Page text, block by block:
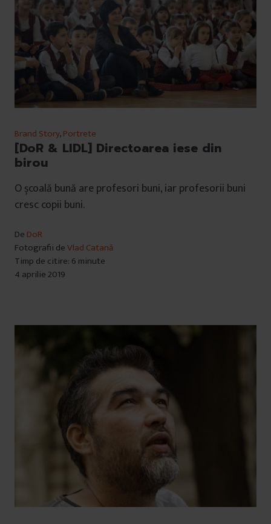
Brand Story,Portrete
[DoR & LIDL] Directoarea iese din
birou
O școală bună are profesori buni, iar profesorii buni
cresc copii buni.
De DoR
Fotografii deVlad Catană
Timp de citire: 6 minute
4 aprilie 2019